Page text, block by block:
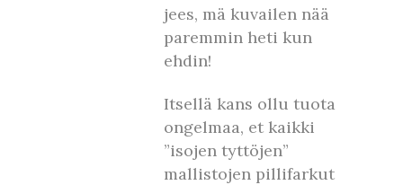
jees, mä kuvailen nää
paremmin heti kun
ehdin!
Itsellä kans ollu tuota
ongelmaa, et kaikki
”isojen tyttöjen”
mallistojen pillifarkut